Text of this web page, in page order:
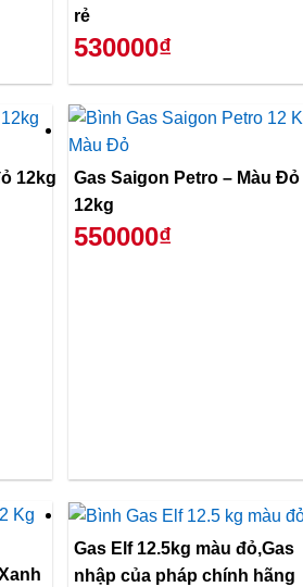
rẻ
530000₫
12kg
Gas Saigon Petro – Màu Đỏ
12kg
550000₫
Gas Elf 12.5kg màu đỏ,Gas
nhập của pháp chính hãng